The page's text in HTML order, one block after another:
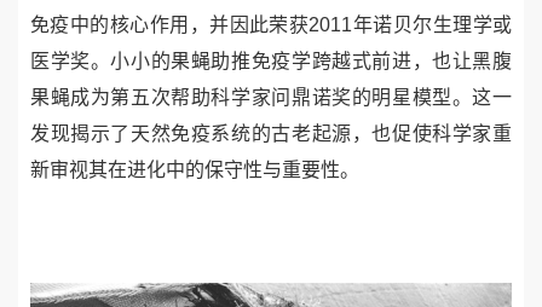
免疫中的核心作用，并因此荣获2011年诺贝尔生理学或
医学奖。小小的果蝇助推免疫学跨越式前进，也让黑腹
果蝇成为第五次帮助科学家问鼎诺奖的明星模型。这一
发现揭示了天然免疫系统的古老起源，也促使科学家重
新审视其在进化中的保守性与重要性。